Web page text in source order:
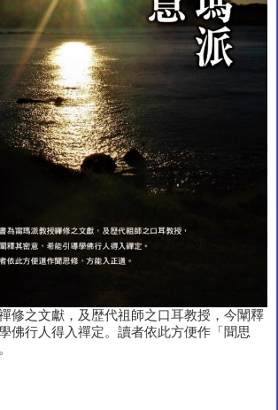
修之文獻，及歴代祖師之口耳教授，今闡釋
佛行人得入禪定。讀者依此方便作「聞思